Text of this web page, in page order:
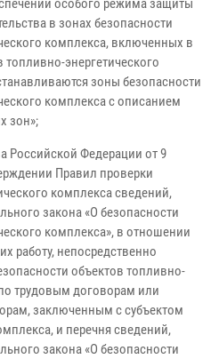
особого режима защиты
в зонах безопасности
комплекса, включенных в
энергетического
зоны безопасности
комплекса с описанием
зон»;
Российской Федерации от 9
Правил проверки
комплекса сведений,
закона «О безопасности
комплекса», в отношении
работу, непосредственно
объектов топливно-
трудовым договорам или
заключенным с субъектом
и перечня сведений,
закона «О безопасности